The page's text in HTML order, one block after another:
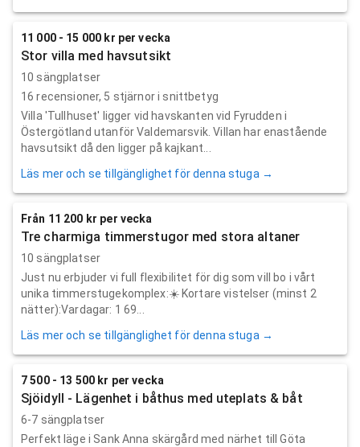
11 000 - 15 000 kr per vecka
Stor villa med havsutsikt
10 sängplatser
16 recensioner, 5 stjärnor i snittbetyg
Villa 'Tullhuset' ligger vid havskanten vid Fyrudden i
Östergötland utanför Valdemarsvik. Villan har enastående
havsutsikt då den ligger på kajkant...
Läs mer och se tillgänglighet för denna stuga →
Från 11 200 kr per vecka
Tre charmiga timmerstugor med stora altaner
10 sängplatser
Just nu erbjuder vi full flexibilitet för dig som vill bo i vårt
unika timmerstugekomplex: ​☀️ Kortare vistelser (minst 2
nätter): ​Vardagar: 1 69...
Läs mer och se tillgänglighet för denna stuga →
7 500 - 13 500 kr per vecka
Sjöidyll - Lägenhet i båthus med uteplats & båt
6-7 sängplatser
Perfekt läge i Sank Anna skärgård med närhet till Göta